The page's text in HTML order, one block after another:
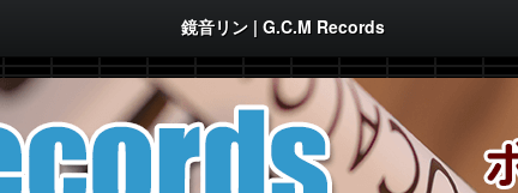
鏡音リン | G.C.M Records